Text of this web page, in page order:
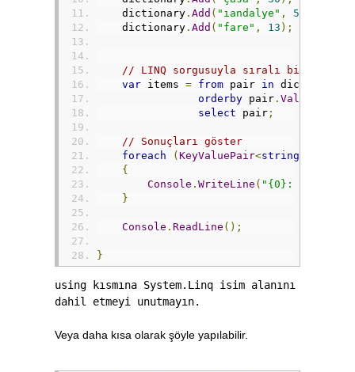
    dictionary
. Add ( "ıandalye" , 5
    dictionary
. Add ( "fare" , 13 );
// LINQ sorgusuyla sıralı bir liste
var items = from pair in dictionary
orderby pair . Value
select pair ;
// Sonuçları göster
foreach
(KeyValuePair<string
{
Console . WriteLine ( "{0}: {1}"
}
Console . ReadLine ();
}
using kısmına System.Linq isim alanını
dahil etmeyi unutmayın.
Veya daha kısa olarak şöyle yapılabilir.